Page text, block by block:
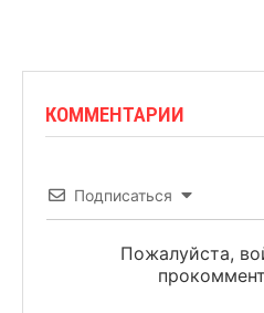
КОММЕНТАРИИ
Подписаться
Пожалуйста,